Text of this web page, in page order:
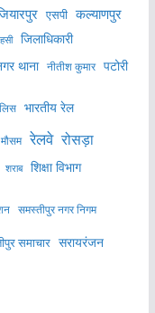
एसपी कल्याणपुर
जिलाधिकारी
थाना नीतीश कुमार पटोरी
भारतीय रेल
मौसम रेलवे रोसड़ा
शराब शिक्षा विभाग
समस्तीपुर नगर निगम
समाचार सरायरंजन